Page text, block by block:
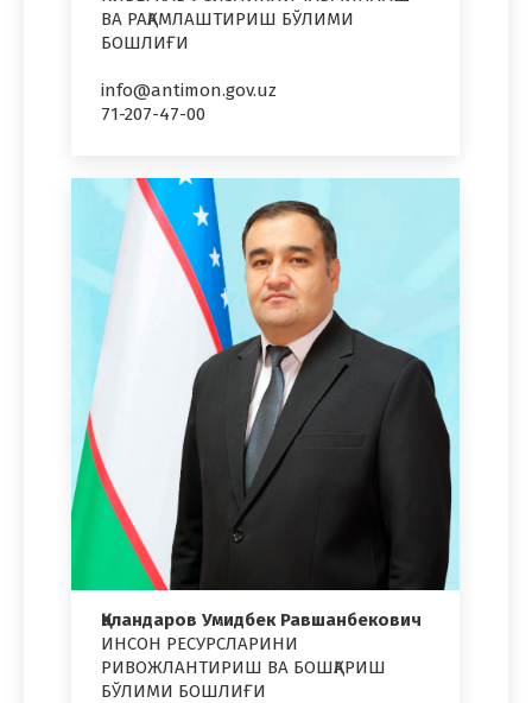
ВА РАҚАМЛАШТИРИШ БЎЛИМИ
БОШЛИҒИ
info@antimon.gov.uz
71-207-47-00
Қаландаров Умидбек Равшанбекович
ИНСОН РЕСУРСЛАРИНИ
РИВОЖЛАНТИРИШ ВА БОШҚАРИШ
БЎЛИМИ БОШЛИҒИ